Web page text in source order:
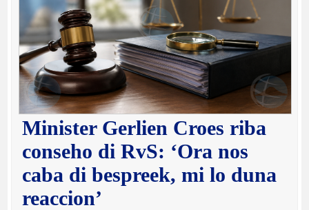
Minister Gerlien Croes riba
conseho di RvS: ‘Ora nos
caba di bespreek, mi lo duna
reaccion’